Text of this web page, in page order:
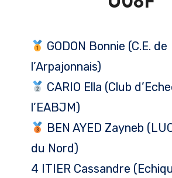
GODON Bonnie (C.E. de
l’Arpajonnais)
CARIO Ella (Club
l’EABJM)
BEN AYED Zayneb
du Nord)
4 ITIER Cassandre